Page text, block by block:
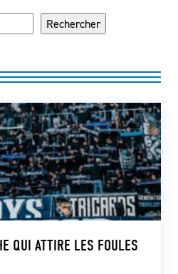
Rechercher
QUI ATTIRE LES FOULES